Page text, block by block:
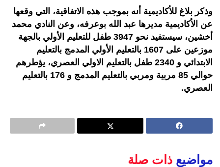
وذكر بلاغ للأكاديمية أنه بموجب هذه الاتفاقية، التي وقعها
عن الأكاديمية مديرها عبد الله بوعرفه، وعن النادي محمد
أخشين، سيستفيد نحو 3947 طفل للتعليم الأولي بالجهة
موزعين على 1607 بالتعليم الأولي المدمج بالتعليم
الابتدائي و 2340 طفل بالتعليم الاولي العصري، يؤطرهم
حوالي 85 مربية ومربي بالتعليم المدمج و 176 بالتعليم
العصري.
مواضيع ذات صلة